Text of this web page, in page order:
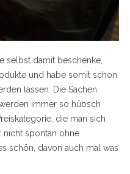
selbst damit beschenke,
und habe somit schon
lassen. Die Sachen
immer so hübsch
die man sich
nicht spontan ohne
schön, davon auch mal was